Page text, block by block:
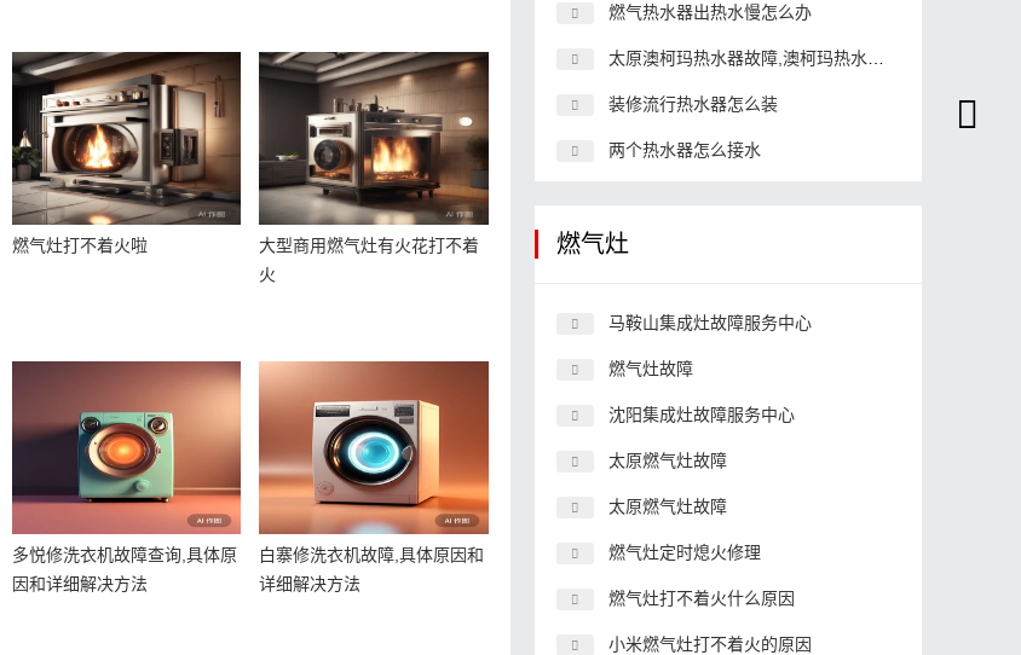
燃气灶打不着火啦
大型商用燃气灶有火花打不着
火
多悦修洗衣机故障查询,具体原
因和详细解决方法
白寨修洗衣机故障,具体原因和
详细解决方法
燃气热水器出热水慢怎么办
太原澳柯玛热水器故障,澳柯玛热水器故障解决
装修流行热水器怎么装
两个热水器怎么接水
燃气灶
马鞍山集成灶故障服务中心
燃气灶故障
沈阳集成灶故障服务中心
太原燃气灶故障
太原燃气灶故障
燃气灶定时熄火修理
燃气灶打不着火什么原因
小米燃气灶打不着火的原因